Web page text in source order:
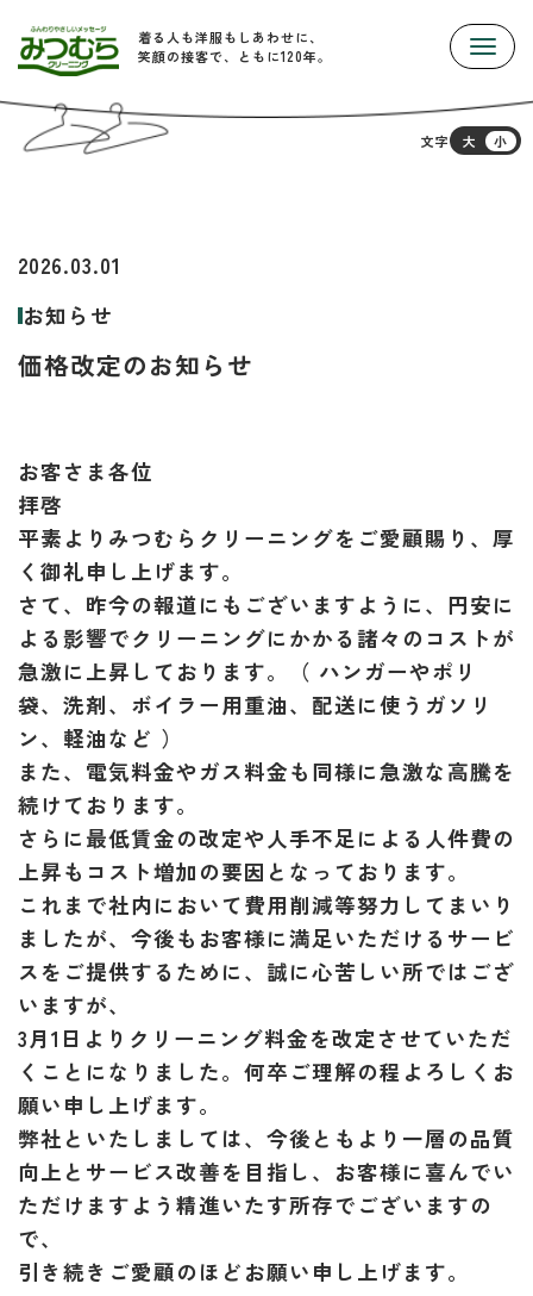
着る人も洋服もしあわせに、
笑顔の接客で、ともに120年。
文字 大 小
2026.03.01
お知らせ
価格改定のお知らせ
お客さま各位
拝啓
平素よりみつむらクリーニングをご愛顧賜り、厚
く御礼申し上げます。
さて、昨今の報道にもございますように、円安に
よる影響でクリーニングにかかる諸々のコストが
急激に上昇しております。（ ハンガーやポリ
袋、洗剤、ボイラー用重油、配送に使うガソリ
ン、軽油など ）
また、電気料金やガス料金も同様に急激な高騰を
続けております。
さらに最低賃金の改定や人手不足による人件費の
上昇もコスト増加の要因となっております。
これまで社内において費用削減等努力してまいり
ましたが、今後もお客様に満足いただけるサービ
スをご提供するために、誠に心苦しい所ではござ
いますが、
3月1日より クリーニング料金を改定させていただ
くことになりました。何卒ご理解の程よろしくお
願い申し上げます。
弊社といたしましては、今後ともより一層の品質
向上とサービス改善を目指し、お客様に喜んでい
ただけますよう精進いたす所存でございますの
で、
引き続きご愛顧のほどお願い申し上げます。